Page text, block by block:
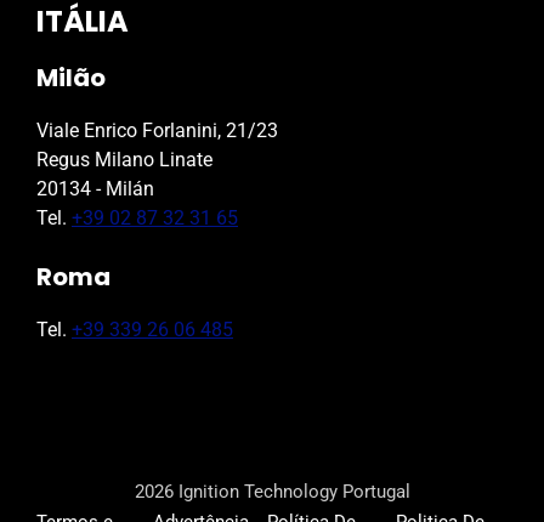
ITÁLIA
Milão
Viale Enrico Forlanini, 21/23
Regus Milano Linate
20134 - Milán
Tel. +39 02 87 32 31 65
Roma
Tel. +39 339 26 06 485
2026 Ignition Technology Portugal